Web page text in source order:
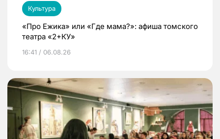
Культура
«Про Ежика» или «Где мама?»: афиша томского
театра «2+КУ»
16:41 / 06.08.26